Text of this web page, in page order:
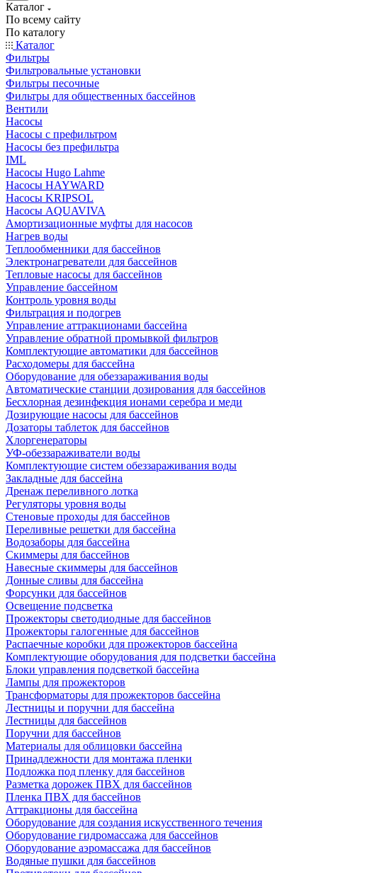
Каталог
По всему сайту
По каталогу
Каталог
Фильтры
Фильтровальные установки
Фильтры песочные
Фильтры для общественных бассейнов
Вентили
Насосы
Насосы с префильтром
Насосы без префильтра
IML
Насосы Hugo Lahme
Насосы HAYWARD
Насосы KRIPSOL
Насосы AQUAVIVA
Амортизационные муфты для насосов
Нагрев воды
Теплообменники для бассейнов
Электронагреватели для бассейнов
Тепловые насосы для бассейнов
Управление бассейном
Контроль уровня воды
Фильтрация и подогрев
Управление аттракционами бассейна
Управление обратной промывкой фильтров
Комплектующие автоматики для бассейнов
Расходомеры для бассейна
Оборудование для обеззараживания воды
Автоматические станции дозирования для бассейнов
Беcхлорная дезинфекция ионами серебра и меди
Дозирующие насосы для бассейнов
Дозаторы таблеток для бассейнов
Хлоргенераторы
УФ-обеззараживатели воды
Комплектующие систем обеззараживания воды
Закладные для бассейна
Дренаж переливного лотка
Регуляторы уровня воды
Стеновые проходы для бассейнов
Переливные решетки для бассейна
Водозаборы для бассейна
Скиммеры для бассейнов
Навесные скиммеры для бассейнов
Донные сливы для бассейна
Форсунки для бассейнов
Освещение подсветка
Прожекторы светодиодные для бассейнов
Прожекторы галогенные для бассейнов
Распаечные коробки для прожекторов бассейна
Комплектующие оборудования для подсветки бассейна
Блоки управления подсветкой бассейна
Лампы для прожекторов
Трансформаторы для прожекторов бассейна
Лестницы и поручни для бассейна
Лестницы для бассейнов
Поручни для бассейнов
Материалы для облицовки бассейна
Принадлежности для монтажа пленки
Подложка под пленку для бассейнов
Разметка дорожек ПВХ для бассейнов
Пленка ПВХ для бассейнов
Аттракционы для бассейна
Оборудование для создания искусственного течения
Оборудование гидромассажа для бассейнов
Оборудование аэромассажа для бассейнов
Водяные пушки для бассейнов